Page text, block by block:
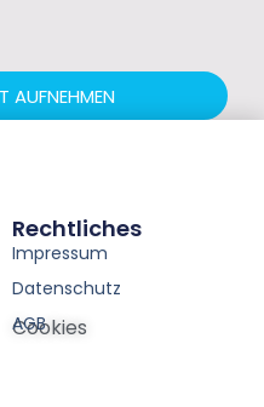
AUFNEHMEN
Rechtliches
Impressum
Datenschutz
AGB
Cookies